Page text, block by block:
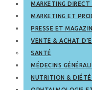
MARKETING DIRECT
MARKETING ET
PRESSE ET
VENTE & ACHAT
SANTÉ
MÉDECINS
NUTRITION &